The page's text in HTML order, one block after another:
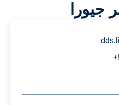
جيورا